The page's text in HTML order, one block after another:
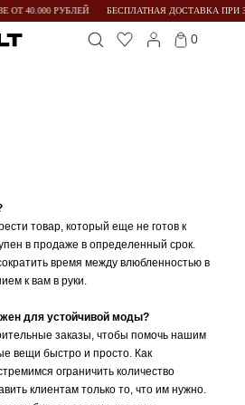
ОТ 40.000 РУБЛЕЙ БЕСПЛАТНАЯ ДОСТАВКА ПРИ
0
товар, который еще не готов к
в продаже в определенный срок.
время между влюбленностью в
к вам в руки.
для устойчивой моды?
заказы, чтобы помочь нашим
вещи быстро и просто. Как
ограничить количество
клиентам только то, что им нужно.